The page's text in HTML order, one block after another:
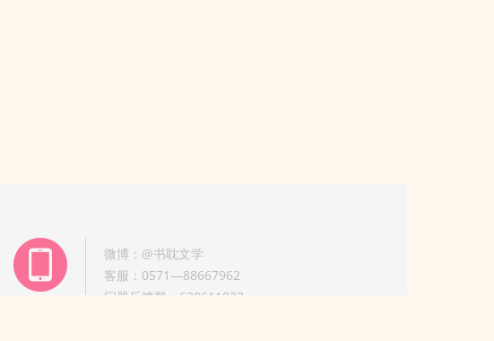
微博：@书耽文学
客服：0571—88667962
问题反馈群：630611933